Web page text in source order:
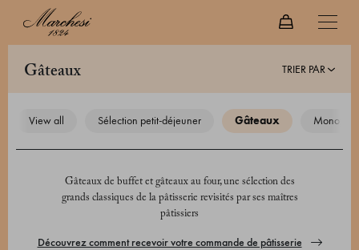
gâteaux TRIER PAR
view all sélection petit-déjeuner gâteaux
Gâteaux de buffet et gâteaux au four, une sélection des
grands classiques de la pâtisserie revisités par ses maîtres
pâtissiers
Découvrez comment recevoir votre commande de pâtisserie